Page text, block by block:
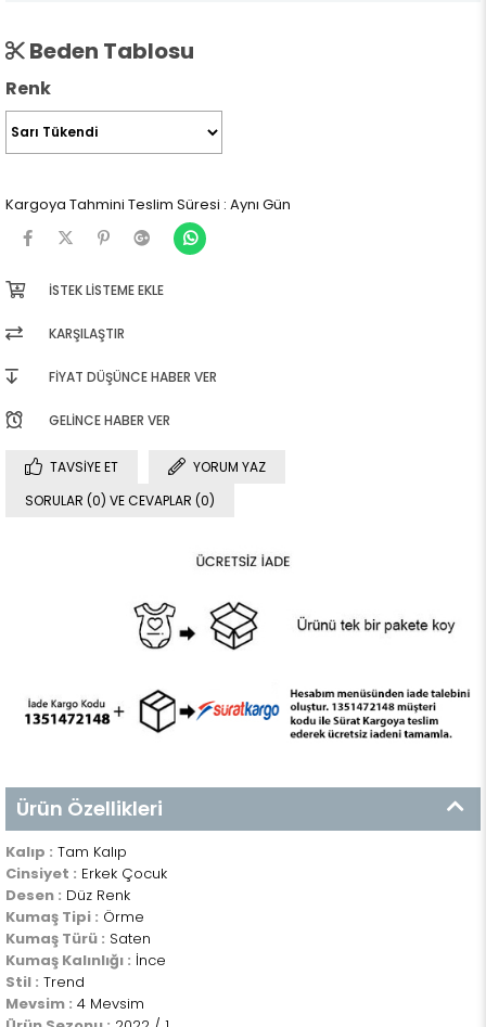
Beden Tablosu
Renk
Kargoya Tahmini Teslim Süresi : Aynı Gün
İSTEK LISTEME EKLE
KARŞILAŞTIR
FIYAT DÜŞÜNCE HABER VER
GELINCE HABER VER
TAVSIYE ET
YORUM YAZ
SORULAR (0) VE CEVAPLAR (0)
Ürün Özellikleri
Kalıp : Tam Kalıp
Cinsiyet : Erkek Çocuk
Desen : Düz Renk
Kumaş Tipi : Örme
Kumaş Türü : Saten
Kumaş Kalınlığı : İnce
Stil : Trend
Mevsim : 4 Mevsim